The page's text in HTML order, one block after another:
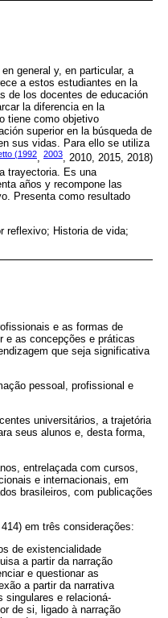
general y, en particular, a
a estos estudiantes en la
de los docentes de educación
la diferencia en la
tiene como objetivo
superior en la búsqueda de
sus vidas. Para ello se utiliza
(1992 2003
, 2010, 2015, 2018)
trayectoria. Es una
años y recompone las
Presenta como resultado
reflexivo; Historia de vida;
e as formas de
e as concepções e práticas
que seja significativa
pessoal, profissional e
universitários, a trajetória
seus alunos e, desta forma,
entrelaçada com cursos,
e internacionais, em
brasileiros, com publicações
em três considerações:
de existencialidade
a partir da narração
e questionar as
a partir da narrativa
singulares e relacioná-
de si, ligado à narração